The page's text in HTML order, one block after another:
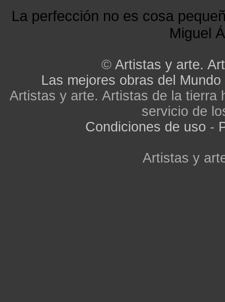
La perfección no es cosa
Miguel
© Artistas y arte.
Las mejores obras del Mundo
Artistas y arte. Artistas de la tierra
servicio de
Condiciones de uso -
Artistas y